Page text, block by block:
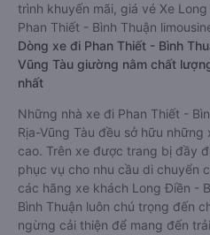
trình khuyến mãi, giá vé Xe
Phan Thiết - Bình Thuận
Dòng xe đi Phan Thiết - Bình
Vũng Tàu giường nằm chất
nhất
Những nhà xe đi Phan Thiết -
Rịa-Vũng Tàu đều sở hữu
cao. Trên xe được trang bị đầy
phục vụ cho nhu cầu di chuyển
các hãng xe khách Long Điền -
Bình Thuận luôn chú trọng đến
ngừng cải thiện để mang đến